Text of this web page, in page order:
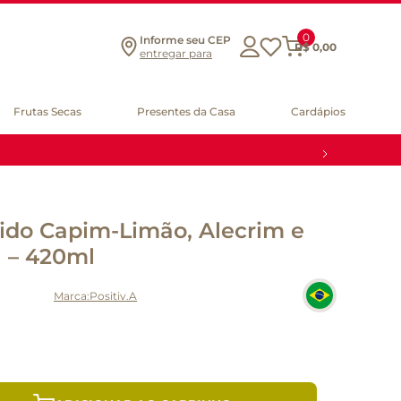
Informe seu CEP
entregar para
0
R$ 0,00
Frutas Secas Presentes da Casa Cardápios
Capim-Limão, Alecrim e
– 420ml
Positiv.A